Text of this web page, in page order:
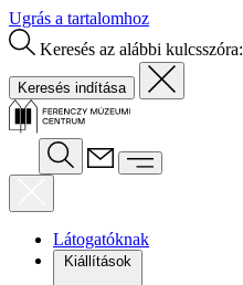
Ugrás a tartalomhoz
Keresés az alábbi kulcsszóra:
Látogatóknak
Kiállítások